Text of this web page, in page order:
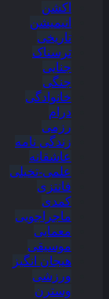
اکشن
انیمیشن
تاریخی
ترسناک
جنایی
جنگی
خانوادگی
درام
رزمی
زندگی نامه
عاشقانه
علمی-تخیلی
فانتزی
کمدی
ماجراجویی
معمایی
موسیقی
هیجان انگیز
ورزشی
وسترن